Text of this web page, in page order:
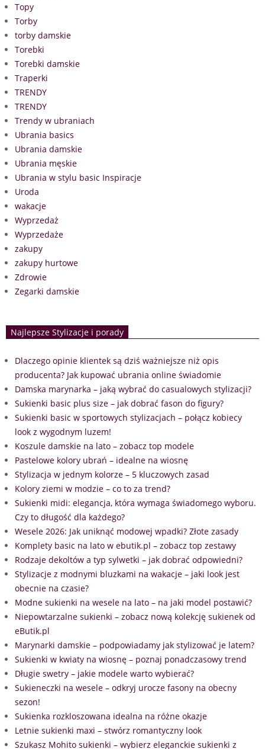
Topy
Torby
torby damskie
Torebki
Torebki damskie
Traperki
TRENDY
TRENDY
Trendy w ubraniach
Ubrania basics
Ubrania damskie
Ubrania męskie
Ubrania w stylu basic Inspiracje
Uroda
wakacje
Wyprzedaż
Wyprzedaże
zakupy
zakupy hurtowe
Zdrowie
Zegarki damskie
Najlepsze Stylizacje i porady
Dlaczego opinie klientek są dziś ważniejsze niż opis
producenta? Jak kupować ubrania online świadomie
Damska marynarka – jaką wybrać do casualowych stylizacji?
Sukienki basic plus size – jak dobrać fason do figury?
Sukienki basic w sportowych stylizacjach – połącz kobiecy
look z wygodnym luzem!
Koszule damskie na lato – zobacz top modele
Pastelowe kolory ubrań – idealne na wiosnę
Stylizacja w jednym kolorze – 5 kluczowych zasad
Kolory ziemi w modzie – co to za trend?
Sukienki midi: elegancja, która wymaga świadomego wyboru.
Czy to długość dla każdego?
Wesele 2026: Jak uniknąć modowej wpadki? Złote zasady
Komplety basic na lato w ebutik.pl – zobacz top zestawy
Rodzaje dekoltów a typ sylwetki – jak dobrać odpowiedni?
Stylizacje z modnymi bluzkami na wakacje – jaki look jest
obecnie na czasie?
Modne sukienki na wesele na lato – na jaki model postawić?
Niepowtarzalne sukienki – zobacz nową kolekcję sukienek od
eButik.pl
Marynarki damskie – podpowiadamy jak stylizować je latem?
Sukienki w kwiaty na wiosnę – poznaj ponadczasowy trend
Długie swetry – jakie modele warto wybierać?
Sukieneczki na wesele – odkryj urocze fasony na obecny
sezon!
Sukienka rozkloszowana idealna na różne okazje
Letnie sukienki maxi – stwórz romantyczny look
Szukasz Mohito sukienki – wybierz eleganckie sukienki z